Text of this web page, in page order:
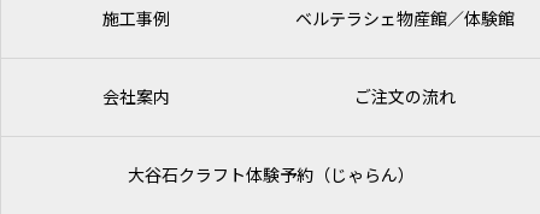
施工事例 ベルテラシェ物産館／体験館
会社案内 ご注文の流れ
大谷石クラフト体験予約（じゃらん）